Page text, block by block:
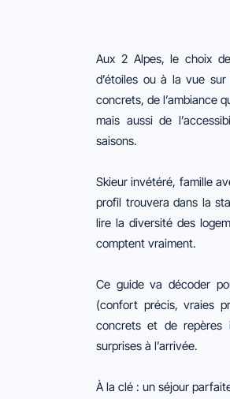
Aux 2 Alpes, le choix
d’étoiles ou à la vue
concrets, de l’ambiance
mais aussi de
saisons.
Skieur invétéré, famille
profil trouvera dans la
lire la diversité des
comptent vraiment.
Ce guide va décoder
(confort précis, vraies
concrets et de repères
surprises à l’arrivée.
À la clé : un séjour